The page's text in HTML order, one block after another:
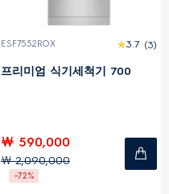
ESF7552ROX 3.7 (3)
프리미엄 식기세척기 700
￦ 590,000
￦ 2,090,000
-72%